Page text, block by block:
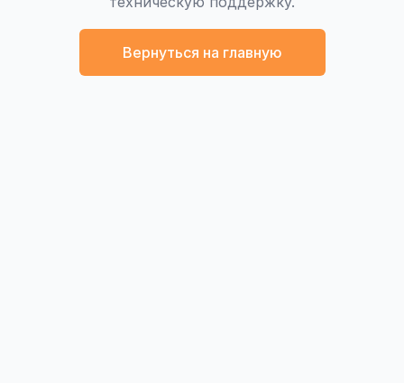
Вернуться на главную